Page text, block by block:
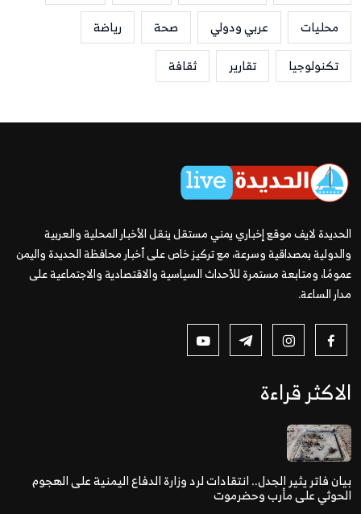
محليات
عربي ودولي صحة
رياضة
تكنولوجيا
تقارير ثقافة
الحديدة لايف موقع إخباري يمني مستقل ينقل الأخبار المحلية والعربية
والدولية بمصداقية وسرعة، مع تركيز خاص على أخبار محافظة الحديدة واليمن
عمومًا، ومتابعة مستمرة للأحداث السياسية والاقتصادية والاجتماعية على
مدار الساعة.
الاكثر قراءة
بيان فاتر يثير الجدل.. انتقادات لرد وزارة الدفاع اليمنية على الهجوم
الحوثي على مأرب وحضرموت